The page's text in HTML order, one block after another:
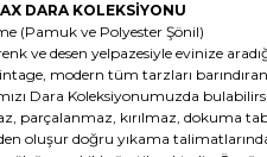
DARA KOLEKSİYONU
(Pamuk ve Polyester Şönil)
ve desen yelpazesiyle evinize
modern tüm tarzları
Dara Koleksiyonumuzda
parçalanmaz, kırılmaz, dokuma
oluşur doğru yıkama